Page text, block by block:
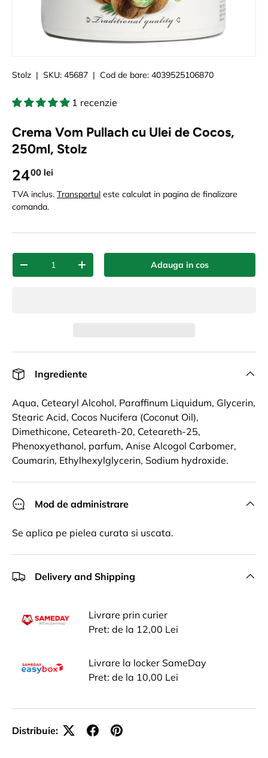
Stolz | SKU: 45687 | Cod de bare: 4039525106870
1 recenzie
Crema Vom Pullach cu Ulei de Cocos,
250ml, Stolz
2400 lei
TVA inclus. Transportul este calculat in pagina de finalizare
comanda.
Cant.
-
+ Adauga in cos
Ingrediente
Aqua, Cetearyl Alcohol, Paraffinum Liquidum, Glycerin,
Stearic Acid, Cocos Nucifera (Coconut Oil),
Dimethicone, Ceteareth-20, Ceteareth-25,
Phenoxyethanol, parfum, Anise Alcogol Carbomer,
Coumarin, Ethylhexylglycerin, Sodium hydroxide.
Mod de administrare
Se aplica pe pielea curata si uscata.
Delivery and Shipping
Livrare prin curier
Pret: de la 12,00 Lei
Livrare la locker SameDay
Pret: de la 10,00 Lei
Distribuie: